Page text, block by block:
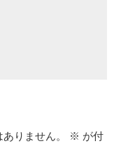
りません。 ※ が付